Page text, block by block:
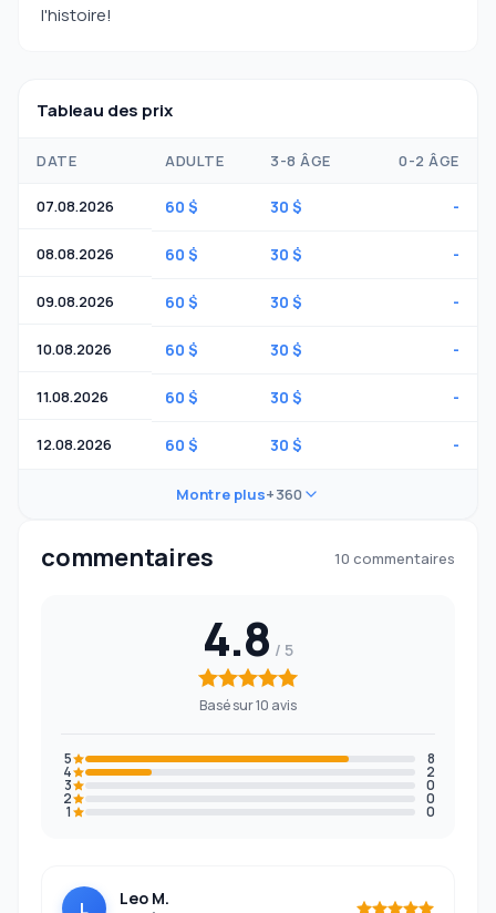
l'histoire!
Tableau des prix
DATE ADULTE 3-8 ÂGE 0-2 ÂGE
07.08.2026 60 $ 30 $ -
08.08.2026 60 $ 30 $ -
09.08.2026 60 $ 30 $ -
10.08.2026 60 $ 30 $ -
11.08.2026 60 $ 30 $ -
12.08.2026 60 $ 30 $ -
Montre plus+360
commentaires 10 commentaires
4.8
Basé sur 10 avis
5 8
4 2
3 0
2 0
1 0
L Leo M.